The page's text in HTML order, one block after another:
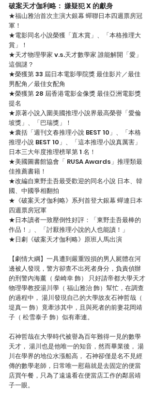
破案天才伽利略： 嫌疑犯 X 的獻身
★福山雅治首次主演大銀幕 蟬聯日本四週票房冠
軍！
★電影同名小說榮獲「直木賞」、「本格推理大
賞」！
★天才物理學家 v.s.天才數學家 誰能解開「愛」
這個謎？
★榮獲第 33 屆日本電影學院獎 最佳影片／最佳
男配角／最佳女配角
★榮獲第 28 屆香港電影金像獎 最佳亞洲電影獎
提名
★原著小說入圍美國推理小說界最高榮譽「愛倫
坡獎」、「巴瑞獎」！
★囊括「週刊文春推理小說 BEST 10」、「本格
推理小說 BEST 10」、「這本推理小說真厲害」
日本三大年度推理榜單第 1 名！
★美國圖書館協會「 RUSA Awards」推理類最
佳推薦書籍！
★改編自東野圭吾最受歡迎的同名小說 日本、韓
國、中國爭相翻拍
★《破案天才伽利略》系列首登大銀幕 蟬連日本
四週票房冠軍
★日本讀者一致壓倒性好評：「東野圭吾最棒的
作品！」、「討厭推理小說的人也能讀！」
★日劇《破案天才伽利略》原班人馬出演
【劇情大綱】一具遭到嚴重毀損的男人屍體在河
邊被人發現，警方卻查不出死者身分，負責偵辦
的刑警內海薰（ 柴崎幸 飾） 只好請帝都大學天才
物理學教授湯川學（ 福山雅治 飾）幫忙，在調查
的過程中， 湯川發現自己的大學故友石神哲哉（
堤真一 飾）竟牽涉其中，且與死者的前妻花岡靖
子（ 松雪泰子 飾）似有牽連。
石神哲哉在大學時代被譽為百年難得一見的數學
天才， 湯川也是他唯一的知音，然而畢業後， 湯
川在學界的地位水漲船高， 石神卻僅是名不見經
傳的數學老師，日常唯一慰藉就是去固定的便當
店買午餐，只為了遠遠看在便當店工作的鄰居靖
子一眼。